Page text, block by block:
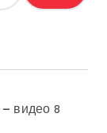
— видео 8